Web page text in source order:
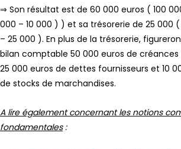
⇒ Son résultat est de 60 000 euros ( 100
000 – 10 000 ) ) et sa trésorerie de 25 000
– 25 000 ). En plus de la trésorerie,
bilan comptable 50 000 euros de créances
25 000 euros de dettes fournisseurs et 10
de stocks de marchandises.
A lire également concernant les notions
fondamentales: